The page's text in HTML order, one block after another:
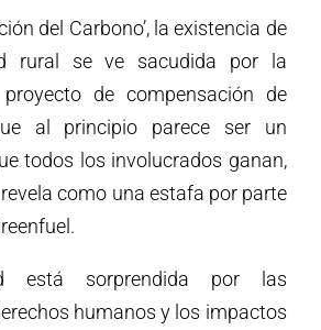
del Carbono’, la existencia de
rural se ve sacudida por la
de compensación de
al principio parece ser un
todos los involucrados ganan,
como una estafa por parte
está sorprendida por las
humanos y los impactos